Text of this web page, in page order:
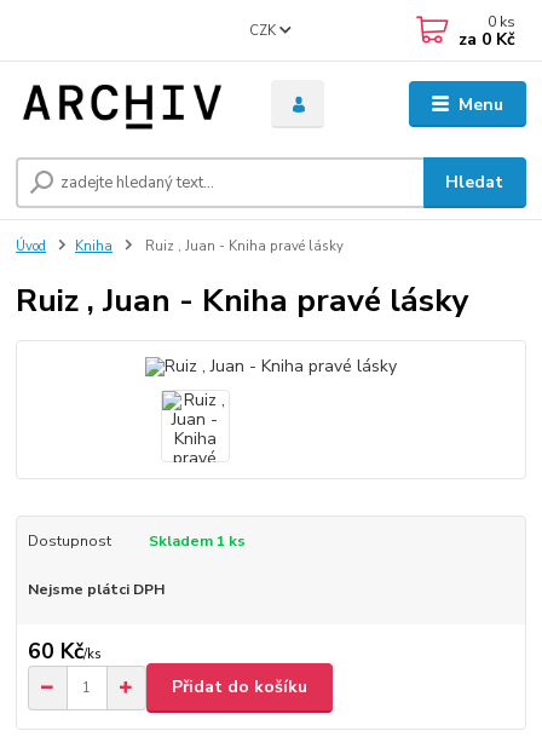
Menu
CZK
Hledat
0 ks
za 0 Kč
Úvod Kniha Ruiz , Juan - Kniha pravé lásky
Ruiz , Juan - Kniha pravé lásky
Dostupnost Skladem 1 ks
Nejsme plátci DPH
60 Kč/ks
Přidat do košíku